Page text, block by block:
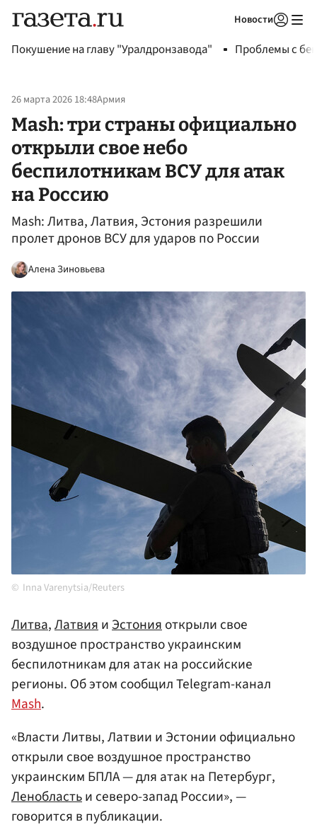
Новости
Покушение на главу "Уралдронзавода" Проблемы с
26 марта 2026 18:48Армия
Mash: три страны официально
открыли свое небо
беспилотникам ВСУ для атак
на Россию
Mash: Литва, Латвия, Эстония разрешили
пролет дронов ВСУ для ударов по России
Алена Зиновьева
Inna Varenytsia/Reuters
Литва,ЛатвияиЭстонияоткрыли свое
воздушное пространство украинским
беспилотникам для атак на российские
регионы. Об этом сообщил Telegram-канал
Mash.
«Власти Литвы, Латвии и Эстонии официально
открыли свое воздушное пространство
украинским БПЛА — для атак на Петербург,
Ленобластьи северо-запад России», —
говорится в публикации.